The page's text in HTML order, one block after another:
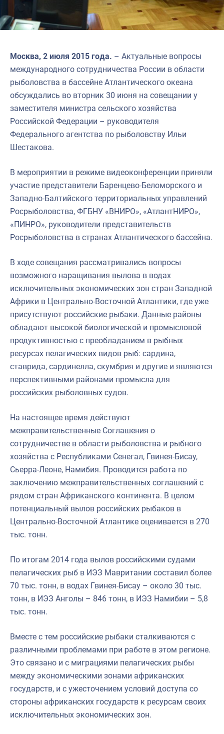
Москва, 2 июля 2015 года. – Актуальные вопросы
международного сотрудничества России в области
рыболовства в бассейне Атлантического океана
обсуждались во вторник 30 июня на совещании у
заместителя министра сельского хозяйства
Российской Федерации – руководителя
Федерального агентства по рыболовству Ильи
Шестакова.
В мероприятии в режиме видеоконференции приняли
участие представители Баренцево-Беломорского и
Западно-Балтийского территориальных управлений
Росрыболовства, ФГБНУ «ВНИРО», «АтлантНИРО»,
«ПИНРО», руководители представительств
Росрыболовства в странах Атлантического бассейна.
В ходе совещания рассматривались вопросы
возможного наращивания вылова в водах
исключительных экономических зон стран Западной
Африки в Центрально-Восточной Атлантики, где уже
присутствуют российские рыбаки. Данные районы
обладают высокой биологической и промысловой
продуктивностью с преобладанием в рыбных
ресурсах пелагических видов рыб: сардина,
ставрида, сардинелла, скумбрия и другие и являются
перспективными районами промысла для
российских рыболовных судов.
На настоящее время действуют
межправительственные Соглашения о
сотрудничестве в области рыболовства и рыбного
хозяйства с Республиками Сенегал, Гвинея-Бисау,
Сьерра-Леоне, Намибия. Проводится работа по
заключению межправительственных соглашений с
рядом стран Африканского континента. В целом
потенциальный вылов российских рыбаков в
Центрально-Восточной Атлантике оценивается в 270
тыс. тонн.
По итогам 2014 года вылов российскими судами
пелагических рыб в ИЭЗ Мавритании составил более
70 тыс. тонн, в водах Гвинея-Бисау – около 30 тыс.
тонн, в ИЭЗ Анголы – 846 тонн, в ИЭЗ Намибии – 5,8
тыс. тонн.
Вместе с тем российские рыбаки сталкиваются с
различными проблемами при работе в этом регионе.
Это связано и с миграциями пелагических рыбы
между экономическими зонами африканских
государств, и с ужесточением условий доступа со
стороны африканских государств к ресурсам своих
исключительных экономических зон.